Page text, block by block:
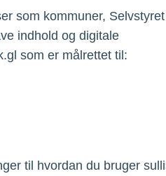
som kommuner,
indhold og digitale
som er målrettet til:
til hvordan du bruger